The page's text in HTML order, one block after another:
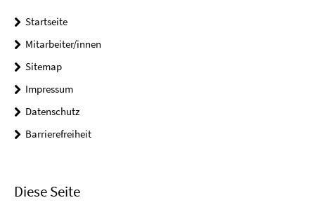
Startseite
Mitarbeiter/innen
Sitemap
Impressum
Datenschutz
Barrierefreiheit
Diese Seite